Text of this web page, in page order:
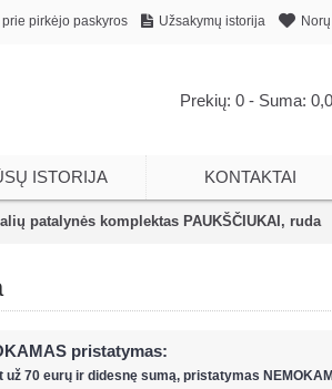
pirkėjo paskyros Užsakymų istorija
Prekių: 0 - Suma:
ISTORIJA KONTAKTAI
patalynės komplektas PAUKŠČIUKAI, ruda
pristatymas:
už 70 eurų ir didesnę sumą, pristatymas